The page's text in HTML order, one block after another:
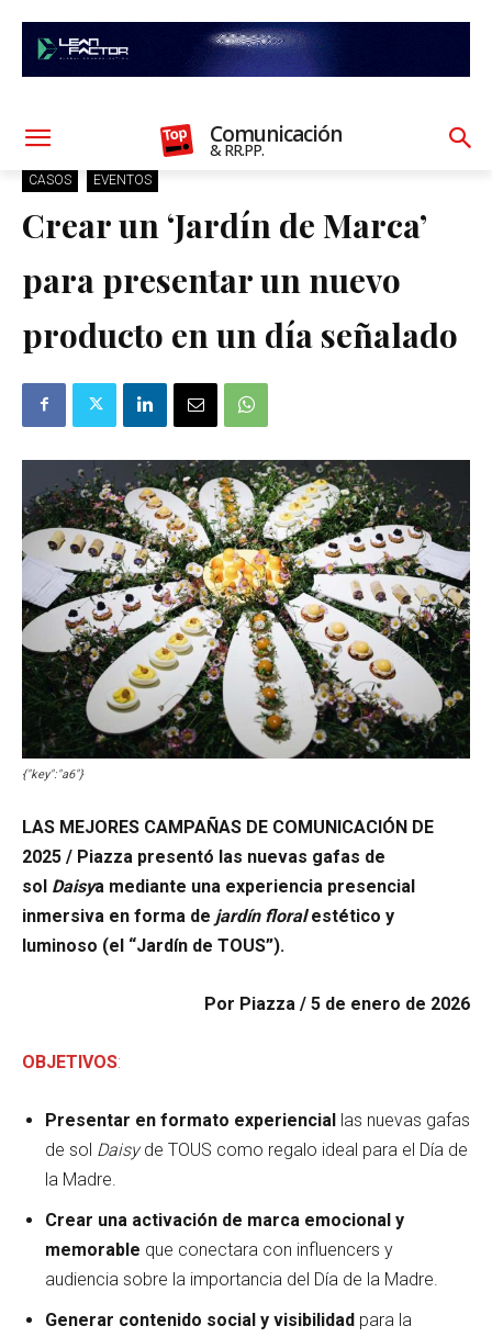
Comunicación
& RR.PP.
CASOS EVENTOS
Crear un ‘Jardín de Marca’
para presentar un nuevo
producto en un día señalado
{"key":"a6"}
LAS MEJORES CAMPAÑAS DE COMUNICACIÓN DE
2025 / Piazza presentó las nuevas gafas de
sol Daisya mediante una experiencia presencial
inmersiva en forma de jardín floralestético y
luminoso (el “Jardín de TOUS”).
Por Piazza / 5 de enero de 2026
OBJETIVOS:
Presentar en formato experiencial las nuevas gafas
de sol Daisyde TOUS como regalo ideal para el Día de
la Madre.
Crear una activación de marca emocional y
memorable que conectara con influencers y
audiencia sobre la importancia del Día de la Madre.
Generar contenido social y visibilidad para la